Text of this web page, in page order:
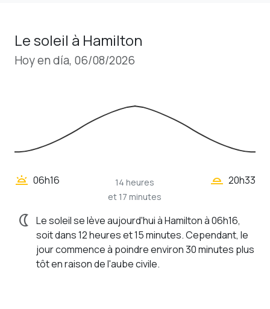
Le soleil à Hamilton
Hoy en día, 06/08/2026
wb_twilight 06h16
14 heures
et 17 minutes
wb_twilight_2 20h33
nightlight Le soleil se lève aujourd'hui à Hamilton à 06h16,
soit dans 12 heures et 15 minutes. Cependant, le
jour commence à poindre environ 30 minutes plus
tôt en raison de l'aube civile.